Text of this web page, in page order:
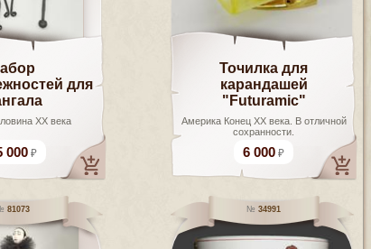
для
ХХ века
000
Точилка для
карандашей
"Futuramic"
Америка Конец ХХ века. В отличной
сохранности.
6 000
81073 34991